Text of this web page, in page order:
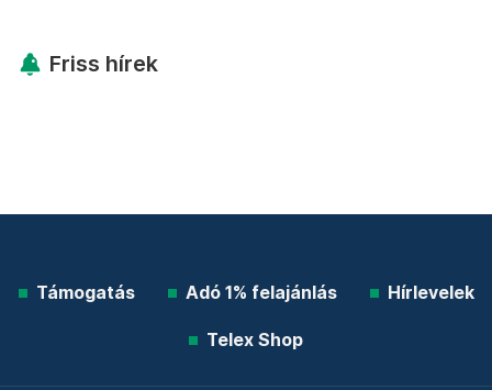
Friss hírek
Támogatás Adó 1% felajánlás Hírlevelek
Telex Shop